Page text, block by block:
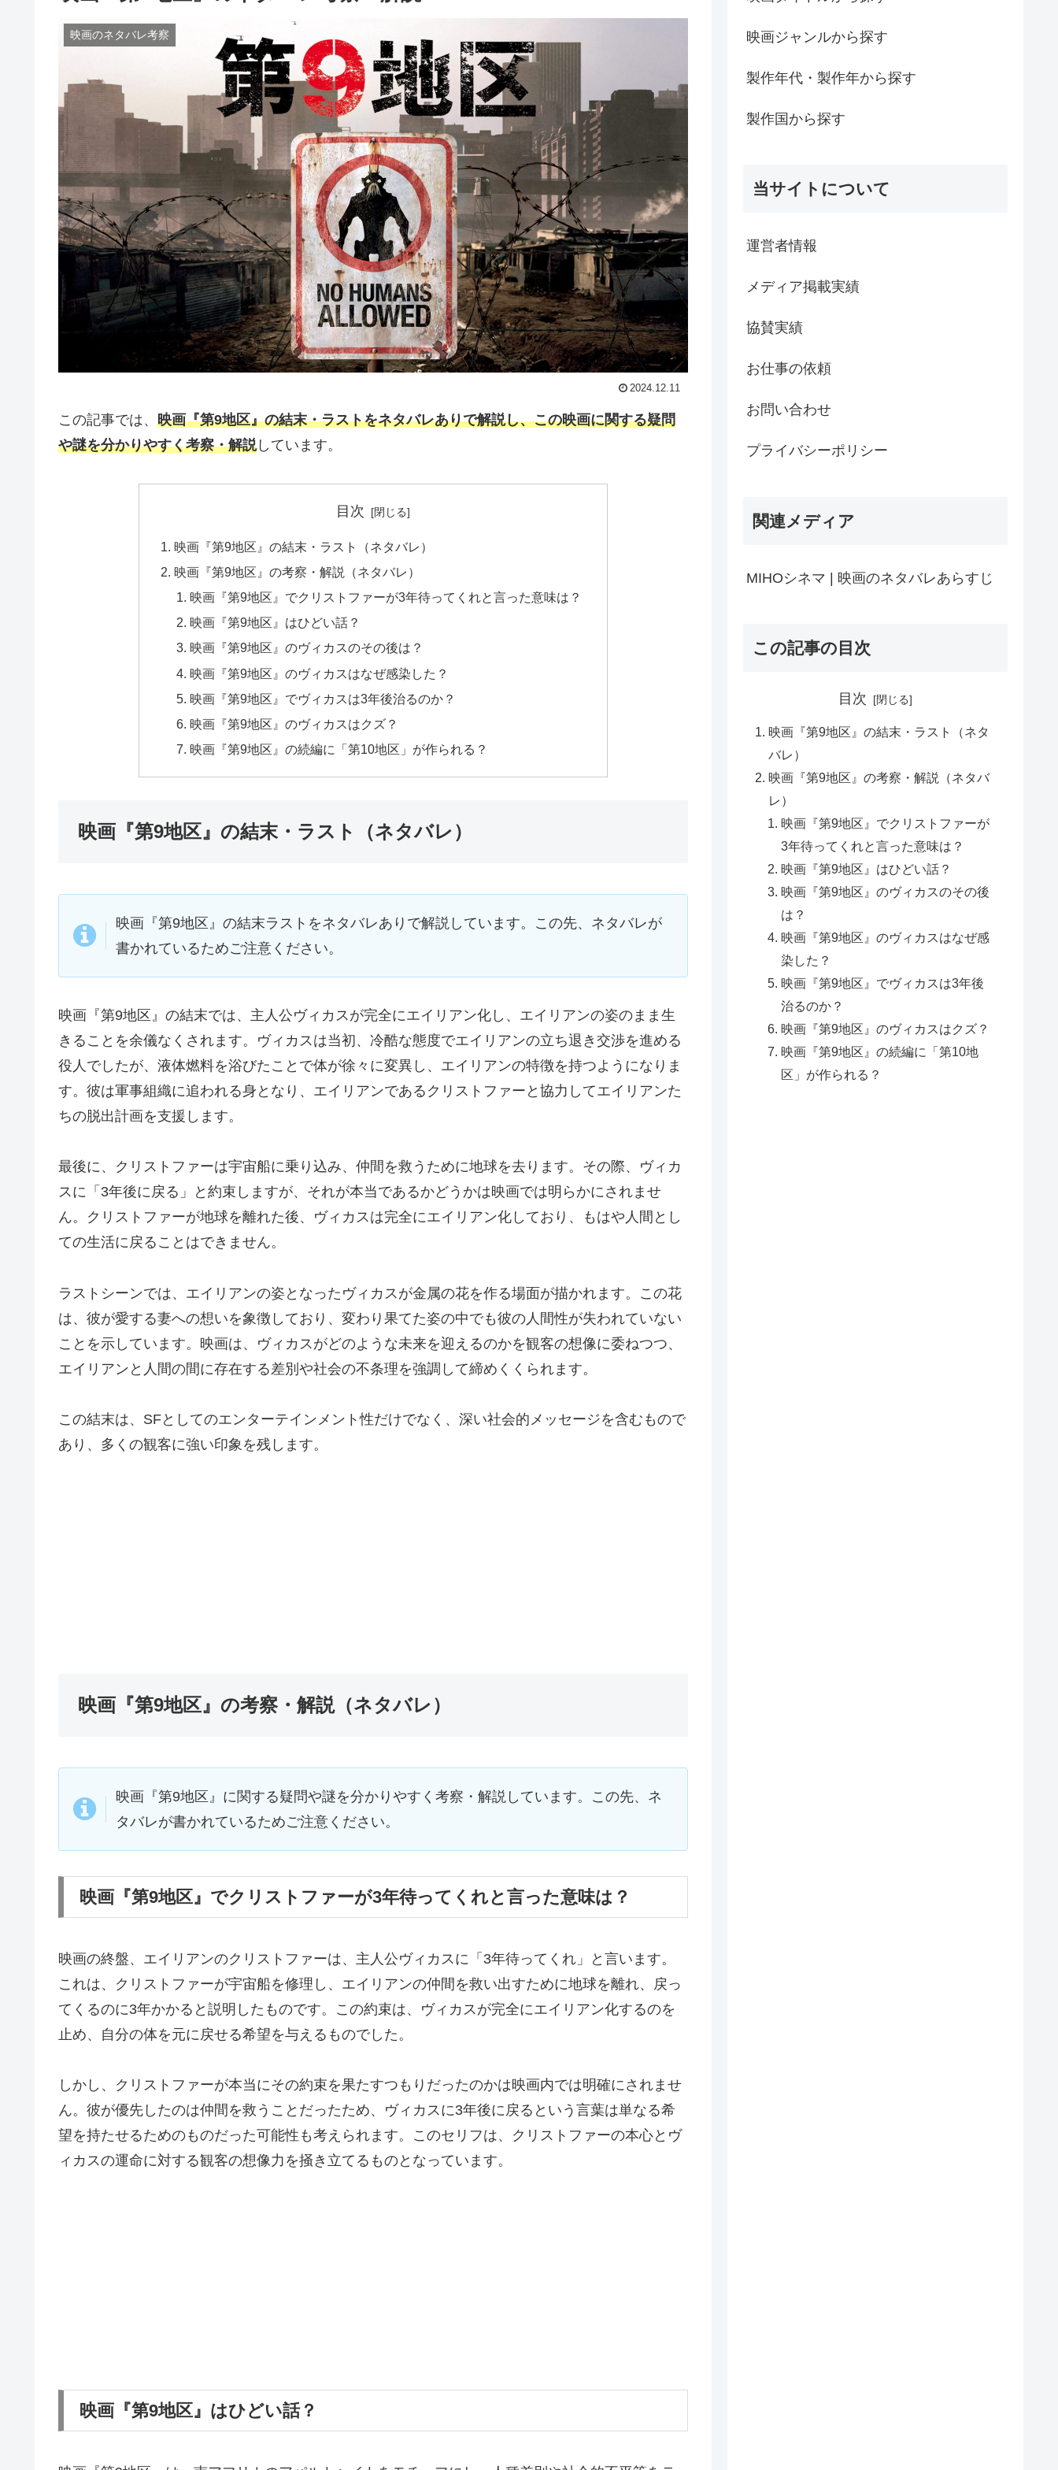
映画のネタバレ考察
2024.12.11
この記事では、 映画『第9地区』の結末・ラストをネタバレありで解説し、この映画に関する疑問
や謎を分かりやすく考察・解説しています。
目次
映画『第9地区』の結末・ラスト（ネタバレ）
映画『第9地区』の考察・解説（ネタバレ）
映画『第9地区』でクリストファーが3年待ってくれと言った意味は？
映画『第9地区』はひどい話？
映画『第9地区』のヴィカスのその後は？
映画『第9地区』のヴィカスはなぜ感染した？
映画『第9地区』でヴィカスは3年後治るのか？
映画『第9地区』のヴィカスはクズ？
映画『第9地区』の続編に「第10地区」が作られる？
映画『第9地区』の結末・ラスト（ネタバレ）
映画『第9地区』の結末ラストをネタバレありで解説しています。この先、ネタバレが
書かれているためご注意ください。
映画『第9地区』の結末では、主人公ヴィカスが完全にエイリアン化し、エイリアンの姿のまま生
きることを余儀なくされます。ヴィカスは当初、冷酷な態度でエイリアンの立ち退き交渉を進める
役人でしたが、液体燃料を浴びたことで体が徐々に変異し、エイリアンの特徴を持つようになりま
す。彼は軍事組織に追われる身となり、エイリアンであるクリストファーと協力してエイリアンた
ちの脱出計画を支援します。
最後に、クリストファーは宇宙船に乗り込み、仲間を救うために地球を去ります。その際、ヴィカ
スに「3年後に戻る」と約束しますが、それが本当であるかどうかは映画では明らかにされませ
ん。クリストファーが地球を離れた後、ヴィカスは完全にエイリアン化しており、もはや人間とし
ての生活に戻ることはできません。
ラストシーンでは、エイリアンの姿となったヴィカスが金属の花を作る場面が描かれます。この花
は、彼が愛する妻への想いを象徴しており、変わり果てた姿の中でも彼の人間性が失われていない
ことを示しています。映画は、ヴィカスがどのような未来を迎えるのかを観客の想像に委ねつつ、
エイリアンと人間の間に存在する差別や社会の不条理を強調して締めくくられます。
この結末は、SFとしてのエンターテインメント性だけでなく、深い社会的メッセージを含むもので
あり、多くの観客に強い印象を残します。
映画『第9地区』の考察・解説（ネタバレ）
映画『第9地区』に関する疑問や謎を分かりやすく考察・解説しています。この先、ネ
タバレが書かれているためご注意ください。
映画『第9地区』でクリストファーが3年待ってくれと言った意味は？
映画の終盤、エイリアンのクリストファーは、主人公ヴィカスに「3年待ってくれ」と言います。
これは、クリストファーが宇宙船を修理し、エイリアンの仲間を救い出すために地球を離れ、戻っ
てくるのに3年かかると説明したものです。この約束は、ヴィカスが完全にエイリアン化するのを
止め、自分の体を元に戻せる希望を与えるものでした。
しかし、クリストファーが本当にその約束を果たすつもりだったのかは映画内では明確にされませ
ん。彼が優先したのは仲間を救うことだったため、ヴィカスに3年後に戻るという言葉は単なる希
望を持たせるためのものだった可能性も考えられます。このセリフは、クリストファーの本心とヴ
ィカスの運命に対する観客の想像力を掻き立てるものとなっています。
映画『第9地区』はひどい話？
映画ジャンルから探す
製作年代・製作年から探す
製作国から探す
当サイトについて
運営者情報
メディア掲載実績
協賛実績
お仕事の依頼
お問い合わせ
プライバシーポリシー
関連メディア
MIHOシネマ | 映画のネタバレあらすじ
この記事の目次
目次
映画『第9地区』の結末・ラスト（ネタ
バレ）
映画『第9地区』の考察・解説（ネタバ
レ）
映画『第9地区』でクリストファーが
3年待ってくれと言った意味は？
映画『第9地区』はひどい話？
映画『第9地区』のヴィカスのその後
は？
映画『第9地区』のヴィカスはなぜ感
染した？
映画『第9地区』でヴィカスは3年後
治るのか？
映画『第9地区』のヴィカスはクズ？
映画『第9地区』の続編に「第10地
区」が作られる？